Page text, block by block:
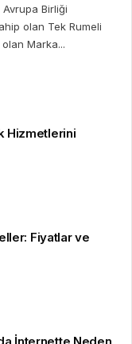
Avrupa Birliği
olan Tek Rumeli
Marka...
Hizmetlerini
Fiyatlar ve
İnternette Neden